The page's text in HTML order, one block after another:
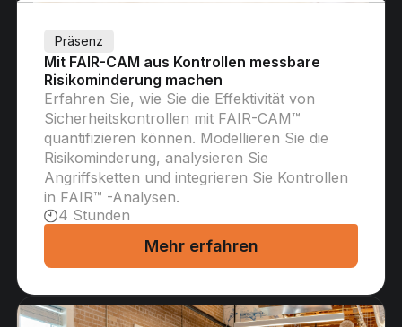
Präsenz
Mit FAIR-CAM aus Kontrollen messbare
Risikominderung machen
Erfahren Sie, wie Sie die Effektivität von
Sicherheitskontrollen mit FAIR-CAM™
quantifizieren können. Modellieren Sie die
Risikominderung, analysieren Sie
Angriffsketten und integrieren Sie Kontrollen
in FAIR™ -Analysen.
4 Stunden
Mehr erfahren